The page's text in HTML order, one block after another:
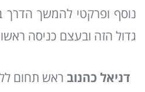
נוסף ופרקטי להמשך הדרך
גדול הזה ובעצם כניסה
דניאל כהנובראש תחום